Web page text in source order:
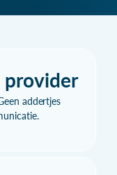
provider
addertjes